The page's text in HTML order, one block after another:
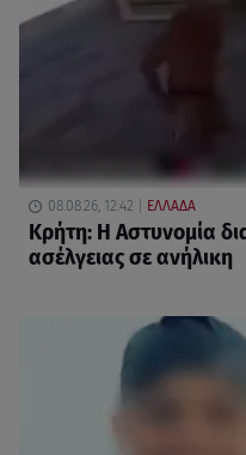
08.08.26, 12:42 ΕΛΛΑΔΑ
Κρήτη: Η Αστυνομία
ασέλγειας σε ανήλικη